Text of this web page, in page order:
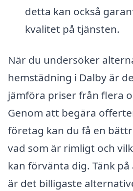
detta kan också
kvalitet på tjänsten.
När du undersöker
hemstädning i Dalby är
jämföra priser från flera
Genom att begära
företag kan du få en
vad som är rimligt och
kan förvänta dig. Tänk
är det billigaste